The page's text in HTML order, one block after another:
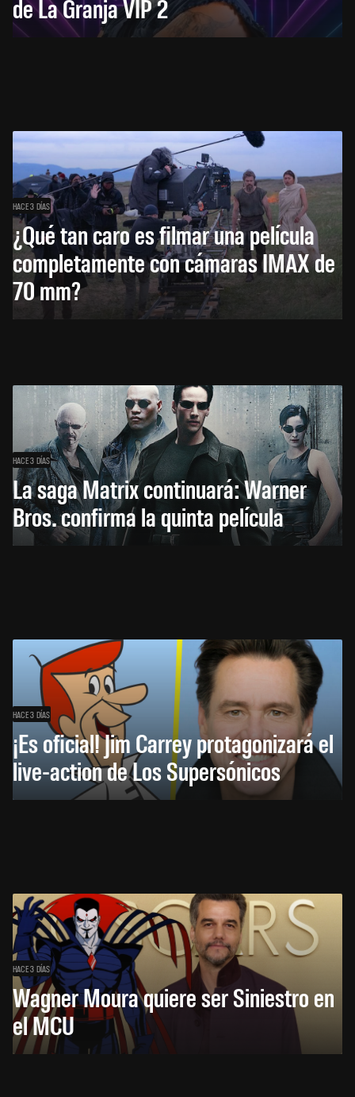
de La Granja VIP 2
HACE 3 DÍAS
¿Qué tan caro es filmar una película
completamente con cámaras IMAX de
70 mm?
HACE 3 DÍAS
La saga Matrix continuará: Warner
Bros. confirma la quinta película
HACE 3 DÍAS
¡Es oficial! Jim Carrey protagonizará el
live-action de Los Supersónicos
HACE 3 DÍAS
Wagner Moura quiere ser Siniestro en
el MCU